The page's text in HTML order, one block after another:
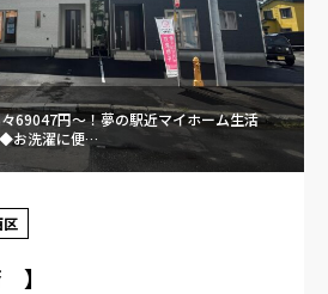
69047円～！夢の駅近マイホーム生活
◆お洗濯に便…
区